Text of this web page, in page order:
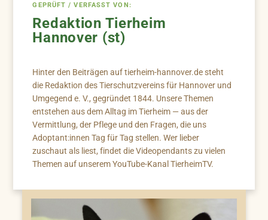
GEPRÜFT / VERFASST VON:
Redaktion Tierheim
Hannover (st)
Hinter den Beiträgen auf tierheim-hannover.de steht
die Redaktion des Tierschutzvereins für Hannover und
Umgegend e. V., gegründet 1844. Unsere Themen
entstehen aus dem Alltag im Tierheim — aus der
Vermittlung, der Pflege und den Fragen, die uns
Adoptant:innen Tag für Tag stellen. Wer lieber
zuschaut als liest, findet die Videopendants zu vielen
Themen auf unserem YouTube-Kanal TierheimTV.